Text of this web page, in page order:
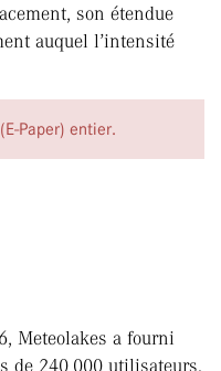
son étendue
auquel l’intensité
Paper) entier.
Meteolakes a fourni
de 240 000 utilisateurs.